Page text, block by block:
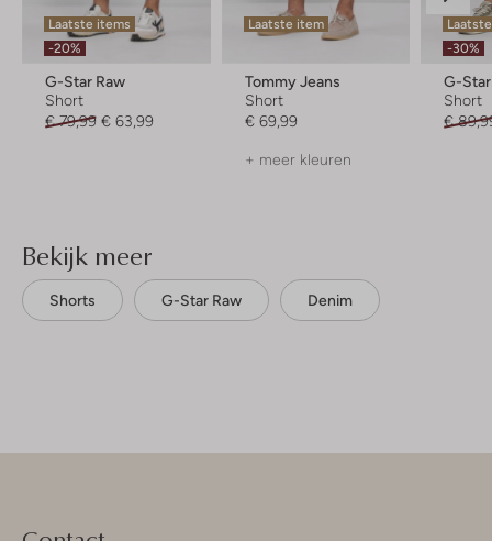
Laatste items
-20%
G-Star Raw
Short
€ 79,99 € 63,99
Laatste item
Tommy Jeans
Short
€ 69,99
+ meer kleuren
-30%
G-
Short
€
Bekijk meer
Shorts G-Star Raw Denim